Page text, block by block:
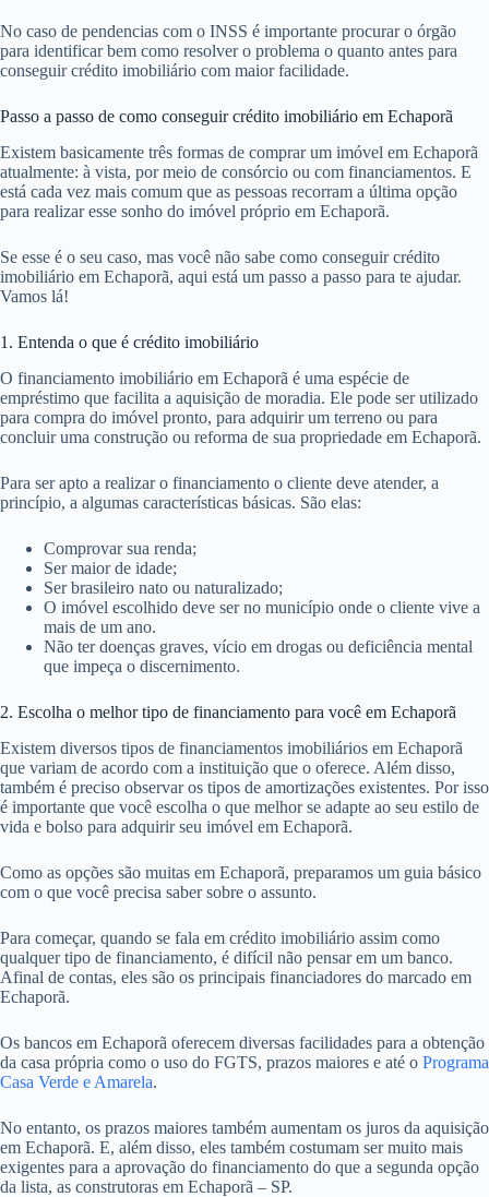
No caso de pendencias com o INSS é importante procurar o órgão
para identificar bem como resolver o problema o quanto antes para
conseguir crédito imobiliário com maior facilidade.
Passo a passo de como conseguir crédito imobiliário em Echaporã
Existem basicamente três formas de comprar um imóvel em Echaporã
atualmente: à vista, por meio de consórcio ou com financiamentos. E
está cada vez mais comum que as pessoas recorram a última opção
para realizar esse sonho do imóvel próprio em Echaporã.
Se esse é o seu caso, mas você não sabe como conseguir crédito
imobiliário em Echaporã, aqui está um passo a passo para te ajudar.
Vamos lá!
1. Entenda o que é crédito imobiliário
O financiamento imobiliário em Echaporã é uma espécie de
empréstimo que facilita a aquisição de moradia. Ele pode ser utilizado
para compra do imóvel pronto, para adquirir um terreno ou para
concluir uma construção ou reforma de sua propriedade em Echaporã.
Para ser apto a realizar o financiamento o cliente deve atender, a
princípio, a algumas características básicas. São elas:
Comprovar sua renda;
Ser maior de idade;
Ser brasileiro nato ou naturalizado;
O imóvel escolhido deve ser no município onde o cliente vive a
mais de um ano.
Não ter doenças graves, vício em drogas ou deficiência mental
que impeça o discernimento.
2. Escolha o melhor tipo de financiamento para você em Echaporã
Existem diversos tipos de financiamentos imobiliários em Echaporã
que variam de acordo com a instituição que o oferece. Além disso,
também é preciso observar os tipos de amortizações existentes. Por isso
é importante que você escolha o que melhor se adapte ao seu estilo de
vida e bolso para adquirir seu imóvel em Echaporã.
Como as opções são muitas em Echaporã, preparamos um guia básico
com o que você precisa saber sobre o assunto.
Para começar, quando se fala em crédito imobiliário assim como
qualquer tipo de financiamento, é difícil não pensar em um banco.
Afinal de contas, eles são os principais financiadores do marcado em
Echaporã.
Os bancos em Echaporã oferecem diversas facilidades para a obtenção
da casa própria como o uso do FGTS, prazos maiores e até o Programa
Casa Verde e Amarela.
No entanto, os prazos maiores também aumentam os juros da aquisição
em Echaporã. E, além disso, eles também costumam ser muito mais
exigentes para a aprovação do financiamento do que a segunda opção
da lista, as construtoras em Echaporã – SP.